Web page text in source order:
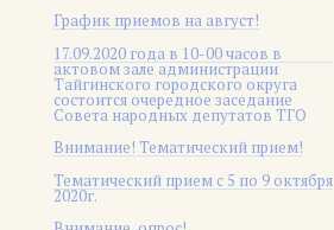
График приемов на август!
17.09.2020 года в 10-00 часов в
актовом зале администрации
Тайгинского городского округа
состоится очередное заседание
Совета народных депутатов ТГО
Внимание! Тематический прием!
Тематический прием с 5 по 9 октября
2020г.